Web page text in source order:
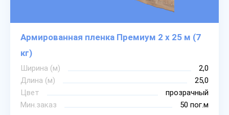
Армированная пленка Премиум 2 х 25 м (7
кг)
Ширина (м)
2,0
Длина (м)
25,0
Цвет
прозрачный
Мин.заказ
50 пог.м